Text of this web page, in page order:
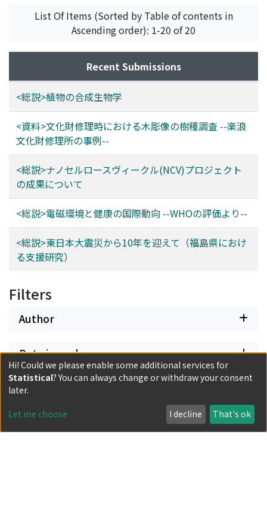
置する楽浪文化財修理所より送付された、木彫像修理中に
得られた木片を樹種調査に供した。その識別結果より行っ
た若干の考察と展望を示したい。
Asia. In general, Torreya nucifera, Chamaecyparis
obtusa, Cerasus sp., Zelkova serrata were often used for
Japanese wooden statues. Our research showed
however, that the species selected for wood statues in
China were completely different from those in Japan. Of
the 62 Chinese wooden statues preserved in several US
museums, the following wood species were identified
by microscope: Paulownia sp. (17 statues), Tilia sp. (16
statues), Salix sp. (15 statues), Populus sp. (3 statues),
Juniperus sp. (3 statues), Santalum album (3statues),
others (5 statues). Continued research will be necessary
to understand the cultural exchange and logistics in
East Asia.
List Of Items (Sorted by Table of contents in
Ascending order): 1-20 of 20
Recent Submissions
<総説>植物の合成生物学
<資料>文化財修理時における木彫像の樹種調査 --楽浪
文化財修理所の事例--
<総説>ナノセルロースヴィークル(NCV)プロジェクト
の成果について
<総説>電磁環境と健康の国際動向 --WHOの評価より--
<総説>東日本大震災から10年を迎えて（福島県におけ
る支援研究）
Filters
Author
Date issued
Classification
Document Type
Hi! Could we please enable some additional services for
Statistical? You can always change or withdraw your consent
later.
Let me choose I decline That's ok